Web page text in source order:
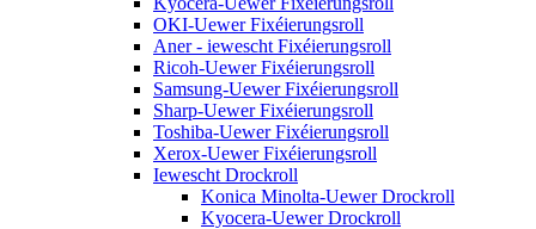
OKI-Uewer Fixéierungsroll
Aner - iewescht Fixéierungsroll
Ricoh-Uewer Fixéierungsroll
Samsung-Uewer Fixéierungsroll
Sharp-Uewer Fixéierungsroll
Toshiba-Uewer Fixéierungsroll
Xerox-Uewer Fixéierungsroll
Iewescht Drockroll
Konica Minolta-Uewer Drockroll
Kyocera-Uewer Drockroll